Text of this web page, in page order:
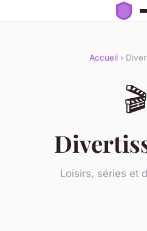
Accueil›
🎬
Loisirs, séries et